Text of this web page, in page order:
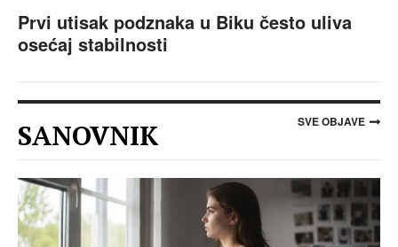
Prvi utisak podznaka u Biku često uliva
osećaj stabilnosti
SANOVNIK SVE OBJAVE